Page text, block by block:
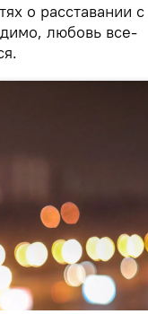
о расставании с
любовь все-